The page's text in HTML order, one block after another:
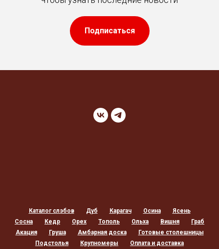
Подписаться
Каталог слэбов Дуб Карагач Осина
Ясень
Сосна
Кедр Орех Тополь Ольха Вишня
Граб
Акация
Груша Амбарная доска
Готовые столешницы
Подстолья
Крупномеры Оплата и доставка